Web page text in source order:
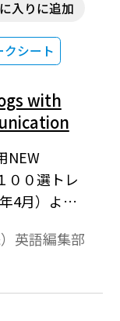
シート
入りに追加
with
NEW
００選トレ
4月）よ
ーニング
の最初にあ
英語編集部